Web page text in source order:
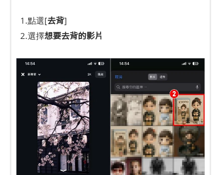
1.點選[去背]
2.選擇想要去背的影片